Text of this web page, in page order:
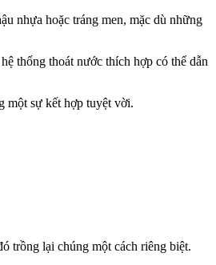
nhựa hoặc tráng men, mặc dù những
thống thoát nước thích hợp có thể dẫn
một sự kết hợp tuyệt vời.
trồng lại chúng một cách riêng biệt.